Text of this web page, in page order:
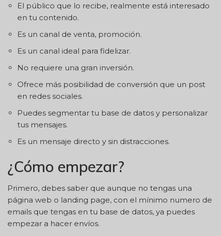
El público que lo recibe, realmente está interesado
en tu contenido.
Es un canal de venta, promoción.
Es un canal ideal para fidelizar.
No requiere una gran inversión.
Ofrece más posibilidad de conversión que un post
en redes sociales.
Puedes segmentar tu base de datos y personalizar
tus mensajes.
Es un mensaje directo y sin distracciones.
¿Cómo empezar?
Primero, debes saber que aunque no tengas una
página web o landing page, con el mínimo numero de
emails que tengas en tu base de datos, ya puedes
empezar a hacer envíos.